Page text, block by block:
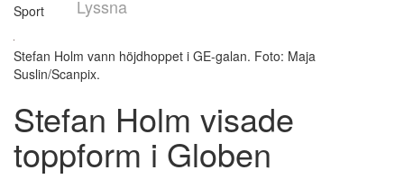
Lyssna
Sport
Stefan Holm vann höjdhoppet i GE-galan. Foto: Maja
Suslin/Scanpix.
Stefan Holm visade
toppform i Globen